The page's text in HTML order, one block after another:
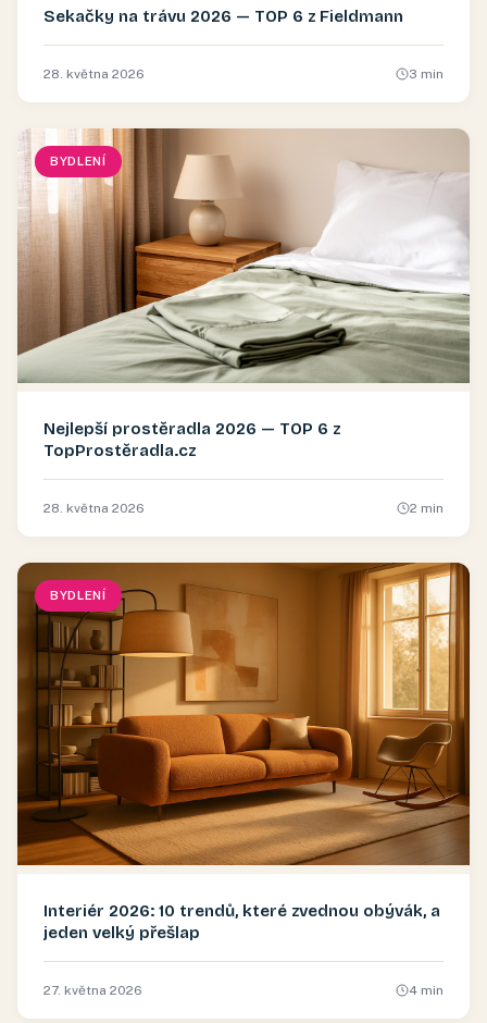
Sekačky na trávu 2026 — TOP 6 z Fieldmann
28. května 2026 3 min
BYDLENÍ
Nejlepší prostěradla 2026 — TOP 6 z
TopProstěradla.cz
28. května 2026 2 min
BYDLENÍ
Interiér 2026: 10 trendů, které zvednou obývák, a
jeden velký přešlap
27. května 2026 4 min